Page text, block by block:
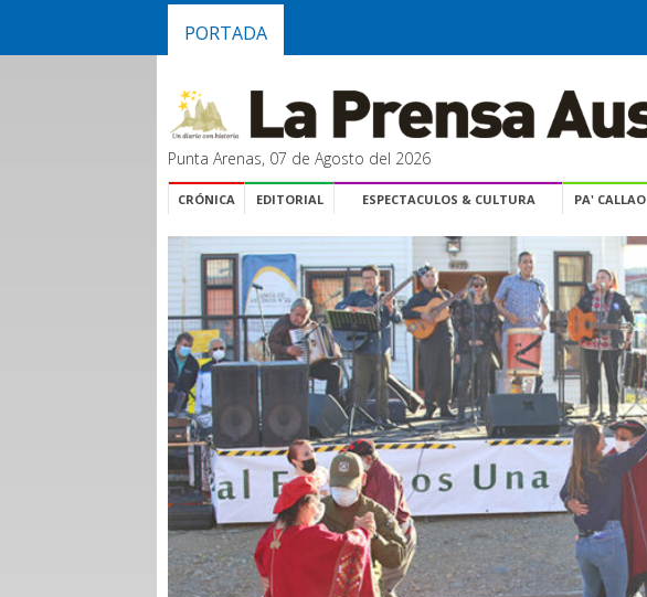
PORTADA
Punta Arenas, 07 de Agosto del 2026
CRÓNICA EDITORIAL ESPECTACULOS & CULTURA PA' CALLAO